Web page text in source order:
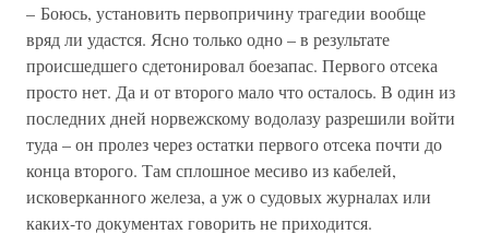
– Боюсь, установить первопричину трагедии вообще
вряд ли удастся. Ясно только одно – в результате
происшедшего сдетонировал боезапас. Первого отсека
просто нет. Да и от второго мало что осталось. В один из
последних дней норвежскому водолазу разрешили войти
туда – он пролез через остатки первого отсека почти до
конца второго. Там сплошное месиво из кабелей,
исковерканного железа, а уж о судовых журналах или
каких-то документах говорить не приходится.